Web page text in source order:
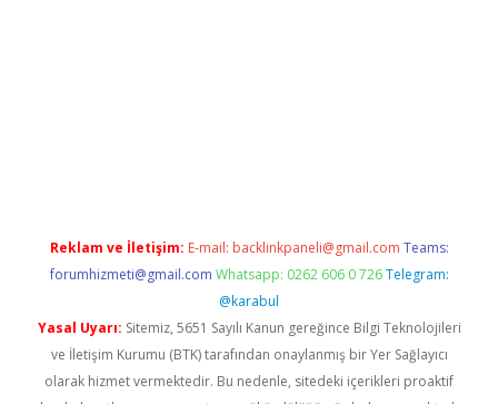
Reklam ve İletişim: E-mail: backlinkpaneli@gmail.com Teams:
forumhizmeti@gmail.com Whatsapp: 0262 606 0 726 Telegram:
@karabul
Yasal Uyarı: Sitemiz, 5651 Sayılı Kanun gereğince Bilgi Teknolojileri
ve İletişim Kurumu (BTK) tarafından onaylanmış bir Yer Sağlayıcı
olarak hizmet vermektedir. Bu nedenle, sitedeki içerikleri proaktif